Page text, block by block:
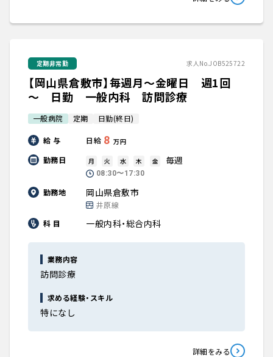
定期非常勤 求人No.JOB525722
【岡山県倉敷市】毎週月～金曜日 週1回
～ 日勤 一般内科 訪問診療
一般病院 定期 日勤(終日)
給 与 日給 8 万円
勤務日 月 火 水 木 金 毎週
08:30〜17:30
勤務地 岡山県倉敷市
井原線
科 目
一般内科・総合内科
業務内容
訪問診療
求める経験・スキル
特になし
詳細をみる